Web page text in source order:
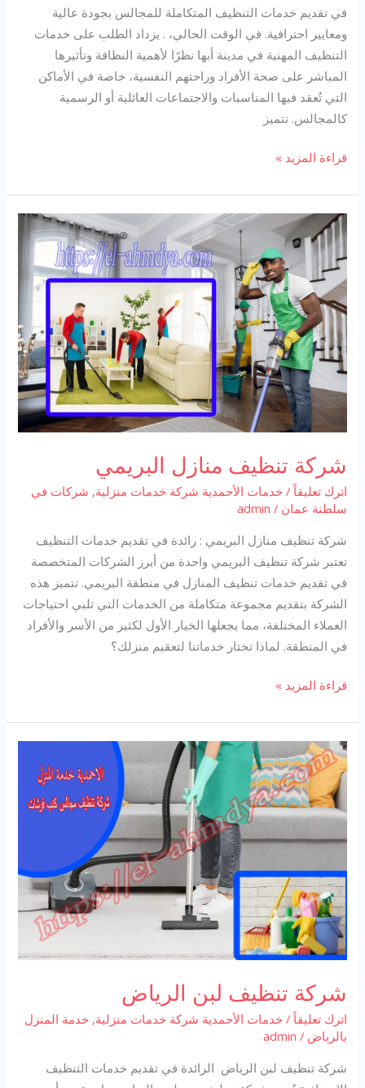
في تقديم خدمات التنظيف المتكاملة للمجالس بجودة عالية
ومعايير احترافية. في الوقت الحالي، . يزداد الطلب على خدمات
التنظيف المهنية في مدينة أبها نظرًا لأهمية النظافة وتأثيرها
المباشر على صحة الأفراد وراحتهم النفسية، خاصة في الأماكن
التي تُعقد فيها المناسبات والاجتماعات العائلية أو الرسمية
كالمجالس. تتميز
شركة
مجالس
بابها
قراءة المزيد »
شركة تنظيف منازل البريمي
اترك تعليقاً / خدمات الأحمدية شركة خدمات منزلية, شركات في
سلطنة عمان /
admin
شركة تنظيف منازل البريمي : رائدة في تقديم خدمات التنظيف
تعتبر شركة تنظيف البريمي واحدة من أبرز الشركات المتخصصة
في تقديم خدمات تنظيف المنازل في منطقة البريمي. تتميز هذه
الشركة بتقديم مجموعة متكاملة من الخدمات التي تلبي احتياجات
العملاء المختلفة، مما يجعلها الخيار الأول لكثير من الأسر والأفراد
في المنطقة. لماذا تختار خدماتنا لتعقيم منزلك؟
شركة
منازل
البريمي
قراءة المزيد »
شركة تنظيف لبن الرياض
اترك تعليقاً / خدمات الأحمدية شركة خدمات منزلية, خدمة المنزل
بالرياض /
admin
شركة تنظيف لبن الرياض الرائدة في تقديم خدمات التنظيف